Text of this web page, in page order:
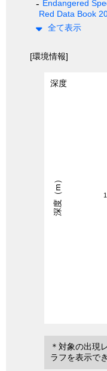
Endangered
Red Data Book
全て表示
[環境情報]
深度
深度（m）
＊対象の出現
ラフを表示で